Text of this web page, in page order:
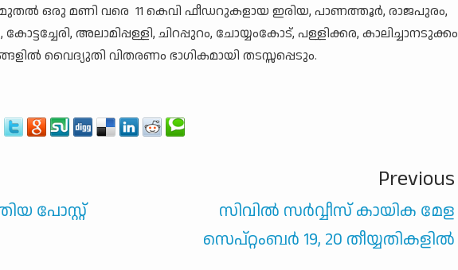
മുതല്‍ ഒരു മണി വരെ 11 കെവി ഫീഡറുകളായ ഇരിയ, പാണത്തൂര്‍, രാജപുരം,
അലാമിപ്പള്ളി, ചിറപ്പുറം, ചോയ്യംകോട്, പള്ളിക്കര, കാലിച്ചാനടുക്കം
വൈദ്യുതി വിതരണം ഭാഗികമായി തടസ്സപ്പെടും.
പോസ്റ്റ്
Previous
സിവില്‍ സര്‍വ്വീസ് കായിക മേള
സെപ്റ്റംബര്‍ 19, 20 തീയ്യതികളില്‍